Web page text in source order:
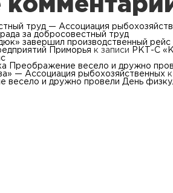
труд — Ассоциация
за добросовестный труд
завершил производственный
Приморья к записи
РКТ-С
Преображение весело и дружно
— Ассоциация рыбохозяйственных
весело и дружно провели День